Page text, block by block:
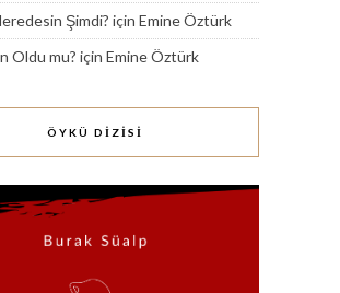
Şimdi? için Emine Öztürk
Oldu mu? için Emine Öztürk
ÖYKÜ DİZİSİ